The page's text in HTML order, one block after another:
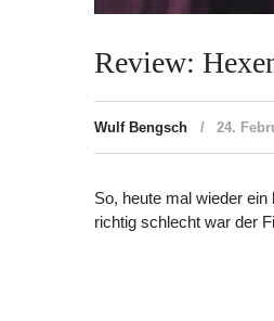
Review:
Wulf Bengsch 24.
So, heute mal wieder
richtig schlecht war der